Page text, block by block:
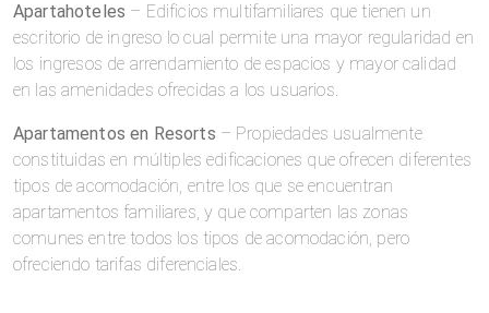
Apartahoteles – Edificios multifamiliares que tienen un
escritorio de ingreso lo cual permite una mayor regularidad en
los ingresos de arrendamiento de espacios y mayor calidad
en las amenidades ofrecidas a los usuarios.
Apartamentos en Resorts – Propiedades usualmente
constituidas en múltiples edificaciones que ofrecen diferentes
tipos de acomodación, entre los que se encuentran
apartamentos familiares, y que comparten las zonas
comunes entre todos los tipos de acomodación, pero
ofreciendo tarifas diferenciales.